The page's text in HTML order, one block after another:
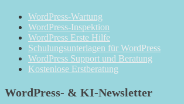
WordPress-Wartung
WordPress-Inspektion
WordPress Erste Hilfe
Schulungsunterlagen für WordPress
WordPress Support und Beratung
Kostenlose Erstberatung
WordPress- & KI-Newsletter